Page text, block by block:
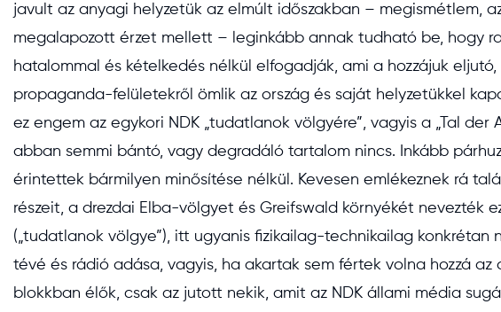
javult az anyagi helyzetük az elmúlt időszakban – megismétlem,
megalapozott érzet mellett – leginkább annak tudható be, hogy
hatalommal és kételkedés nélkül elfogadják, ami a hozzájuk
propaganda-felületekről ömlik az ország és saját helyzetükkel
ez engem az egykori NDK „tudatlanok völgyére”, vagyis a „Tal der
abban semmi bántó, vagy degradáló tartalom nincs. Inkább
érintettek bármilyen minősítése nélkül. Kevesen emlékeznek rá
részeit, a drezdai Elba-völgyet és Greifswald környékét nevezték
(„tudatlanok völgye”), itt ugyanis fizikailag-technikailag
tévé és rádió adása, vagyis, ha akartak sem fértek volna hozzá
blokkban élők, csak az jutott nekik, amit az NDK állami média